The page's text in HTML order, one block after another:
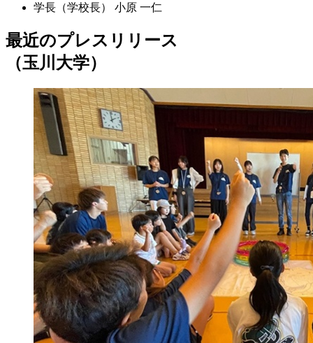
学長（学校長）
小原 一仁
最近のプレスリリース
（玉川大学）